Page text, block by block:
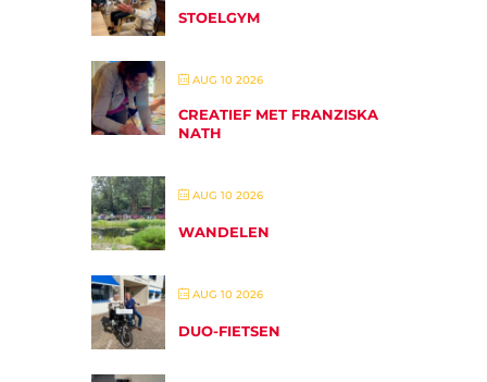
STOELGYM
AUG 10 2026
CREATIEF MET FRANZISKA
NATH
AUG 10 2026
WANDELEN
AUG 10 2026
DUO-FIETSEN